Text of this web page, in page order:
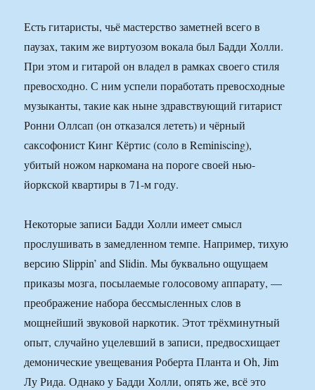
Есть гитаристы, чьё мастерство заметней всего в
паузах, таким же виртуозом вокала был Бадди Холли.
При этом и гитарой он владел в рамках своего стиля
превосходно. С ним успели поработать превосходные
музыканты, такие как ныне здравствующий гитарист
Ронни Оллсап (он отказался лететь) и чёрный
саксофонист Кинг Кёртис (соло в Reminiscing),
убитый ножом наркомана на пороге своей нью-
йоркской квартиры в 71-м году.
Некоторые записи Бадди Холли имеет смысл
прослушивать в замедленном темпе. Например, тихую
версию Slippin’ and Slidin. Мы буквально ощущаем
приказы мозга, посылаемые голосовому аппарату, —
преображение набора бессмысленных слов в
мощнейший звуковой наркотик. Этот трёхминутный
опыт, случайно уцелевший в записи, предвосхищает
демонические увещевания Роберта Планта и Oh, Jim
Лу Рида. Однако у Бадди Холли, опять же, всё это